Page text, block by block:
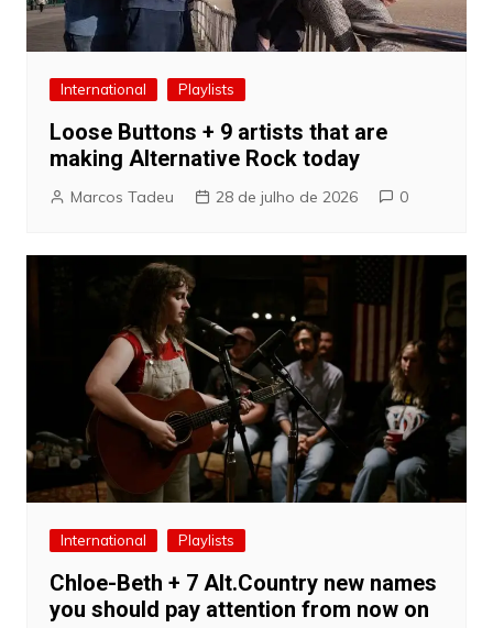
International Playlists
Loose Buttons + 9 artists that are
making Alternative Rock today
Marcos Tadeu 28 de julho de 2026 0
International Playlists
Chloe-Beth + 7 Alt.Country new names
you should pay attention from now on